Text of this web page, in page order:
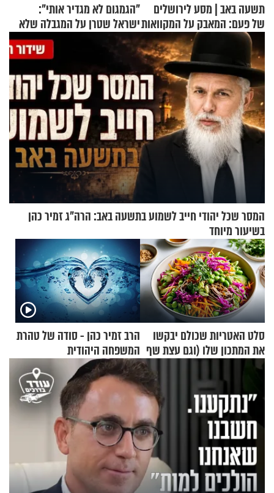
תשעה באב | מסע לירושלים
של פעם: המאבק על המקוואות
"הגמגום לא מגדיר אותי":
ישראל שטרן על המגבלה שלא
עוצרת אותו
המסר שכל יהודי חייב לשמוע בתשעה באב: הרה"ג זמיר כהן
בשיעור מיוחד
סלט האטריות שכולם יבקשו
את המתכון שלו (וגם עצת שף
להגשת הרוטב)
הרב זמיר כהן - סודה של טהרת
המשפחה היהודית